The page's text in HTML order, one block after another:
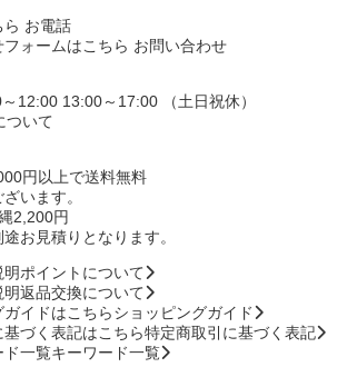
お電話
お問い合わせ
12:00 13:00～17:00 （土日祝休）
ついて
円以上で送料無料
います。
縄2,200円
お見積りとなります。
ポイントについて
返品交換について
ショッピングガイド
特定商取引に基づく表記
キーワード一覧